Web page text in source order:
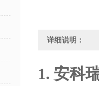
详细说明：
1. 安科